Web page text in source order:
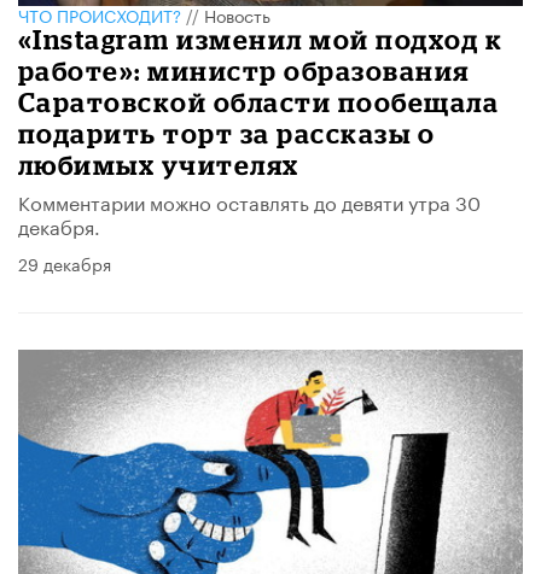
ЧТО ПРОИСХОДИТ?//Новость
«Instagram изменил мой подход к
работе»: министр образования
Саратовской области пообещала
подарить торт за рассказы о
любимых учителях
Комментарии можно оставлять до девяти утра 30
декабря.
29 декабря